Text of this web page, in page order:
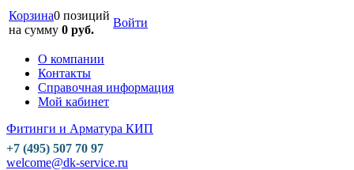
Корзина0 позиций
на сумму 0 руб.
Войти
О компании
Контакты
Справочная информация
Мой кабинет
Фитинги и Арматура КИП
+7 (495) 507 70 97
welcome@dk-service.ru